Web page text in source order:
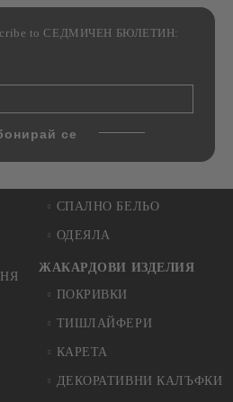
to СЕДМИЧЕН БЮЛЕТИН:
СПАЛНО БЕЛЬО
ОДЕЯЛА
ЖАКАРДОВИ ИЗДЕЛИЯ
ПОКРИВКИ
ТИШЛАЙФЕРИ
КАРЕТА
ДЕКОРАТИВНИ КАЛЪФКИ